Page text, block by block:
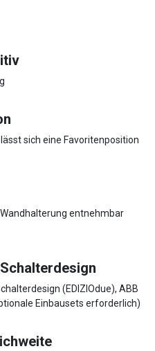
sich eine Favoritenposition
entnehmbar
(EDIZIOdue), ABB
Einbausets erforderlich)